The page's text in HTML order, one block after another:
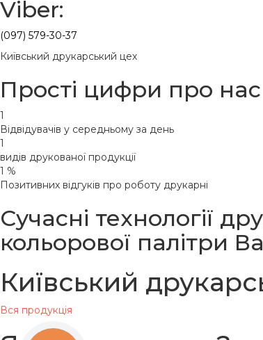
Viber:
(097) 579-30-37
Київський друкарський цех
Прості цифри про нас
1
Відвідувачів у середньому за день
1
видів друкованої продукції
1 %
Позитивних відгуків про роботу друкарні
Сучасні технології
кольорової палітри
Київський
Вся продукція